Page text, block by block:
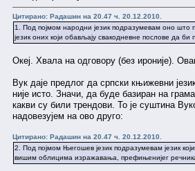
Цитирано: Радашин на 20.47 ч. 20.12.2010.
1. Под појмом народни језик подразумевам оно што
језик оних који обављају свакодневне послове да
Океј. Хвала на одговору (без ироније).
Вук даје предлог да српски књижевни
није исто. Значи, да буде базиран на
какви су били трендови. То је суштина
надовезујем на ово друго:
Цитирано: Радашин на 20.47 ч. 20.12.2010.
2. Под појмом Његошев језик подразумевам језик
вишим облицима изражавања, префињенијег